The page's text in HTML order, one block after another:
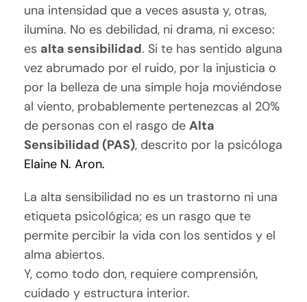
una intensidad que a veces asusta y, otras,
ilumina. No es debilidad, ni drama, ni exceso:
es alta sensibilidad. Si te has sentido alguna
vez abrumado por el ruido, por la injusticia o
por la belleza de una simple hoja moviéndose
al viento, probablemente pertenezcas al 20%
de personas con el rasgo deAlta
Sensibilidad (PAS), descrito por la psicóloga
Elaine N. Aron.
La alta sensibilidad no es un trastorno ni una
etiqueta psicológica; es un rasgo que te
permite percibir la vida con los sentidos y el
alma abiertos.
Y, como todo don, requiere comprensión,
cuidado y estructura interior.